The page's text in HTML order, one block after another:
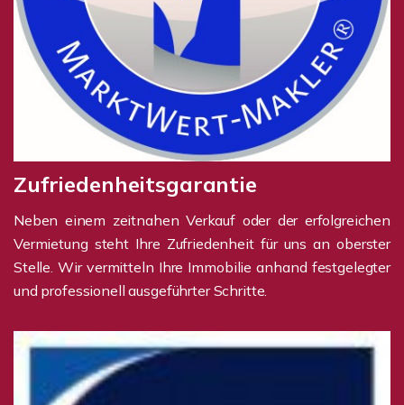
Zufriedenheitsgarantie
Neben einem zeitnahen Verkauf oder der erfolgreichen
Vermietung steht Ihre Zufriedenheit für uns an oberster
Stelle. Wir vermitteln Ihre Immobilie anhand festgelegter
und professionell ausgeführter Schritte.